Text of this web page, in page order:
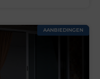
AANBIEDINGEN